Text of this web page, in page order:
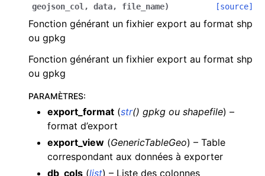
geojson_col , data, file_name) [source]
Fonction générant un fixhier export au format shp
ou gpkg
Fonction générant un fixhier export au format shp
ou gpkg
PARAMÈTRES:
export_format (str() gpkg ou shapefile) –
format d’export
export_view (GenericTableGeo) – Table
correspondant aux données à exporter
db_cols (list) – Liste des colonnes